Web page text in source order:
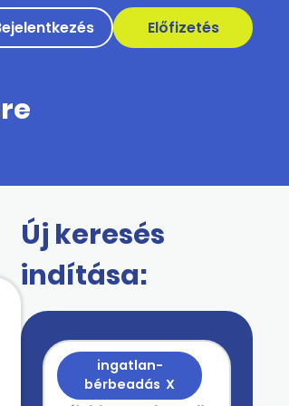
Előfizetés
Új keresés
indítása:
ingatlan-
bérbeadás X